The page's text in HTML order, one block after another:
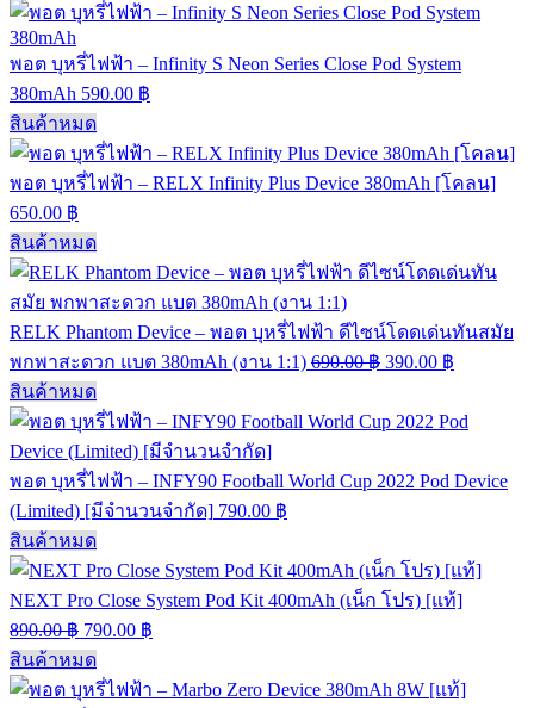
พอต บุหรี่ไฟฟ้า – Infinity S Neon Series Close Pod System
380mAh 590.00 ฿
สินค้าหมด
พอต บุหรี่ไฟฟ้า – RELX Infinity Plus Device 380mAh [โคลน]
650.00 ฿
สินค้าหมด
RELK Phantom Device – พอต บุหรี่ไฟฟ้า ดีไซน์โดดเด่นทันสมัย
พกพาสะดวก แบต 380mAh (งาน 1:1) 690.00฿ 390.00 ฿
สินค้าหมด
พอต บุหรี่ไฟฟ้า – INFY90 Football World Cup 2022 Pod Device
(Limited) [มีจำนวนจำกัด] 790.00 ฿
สินค้าหมด
NEXT Pro Close System Pod Kit 400mAh (เน็ก โปร) [แท้]
890.00฿ 790.00 ฿
สินค้าหมด